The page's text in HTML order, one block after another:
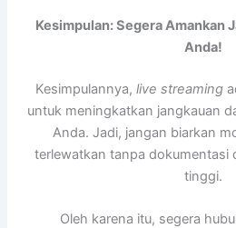
Kesimpulan: Segera Amankan
Anda!
Kesimpulannya, live streaming
untuk meningkatkan jangkauan
Anda. Jadi, jangan biarkan
terlewatkan tanpa dokumentasi
tinggi.
Oleh karena itu, segera